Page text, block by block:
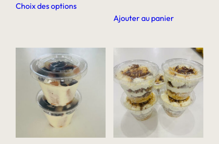
Choix des optionsproduit
variations.
Les
options
peuvent
être
Ajouter au panier